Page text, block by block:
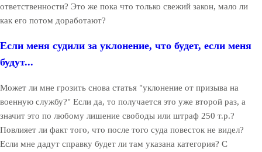
ответственности? Это же пока что только свежий закон, мало ли
как его потом доработают?
Если меня судили за уклонение, что будет, если меня
будут...
Может ли мне грозить снова статья "уклонение от призыва на
военную службу?" Если да, то получается это уже второй раз, а
значит это по любому лишение свободы или штраф 250 т.р.?
Повлияет ли факт того, что после того суда повесток не видел?
Если мне дадут справку будет ли там указана категория? С